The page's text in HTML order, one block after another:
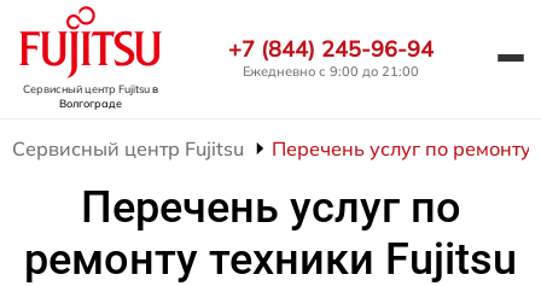
Сервисный центр Fujitsuв
Волгограде
+7 (844) 245-96-94
Ежедневно с 9:00 до 21:00
Сервисный центр Fujitsu Перечень услуг по ремонту
Перечень услуг по
ремонту техники Fujitsu